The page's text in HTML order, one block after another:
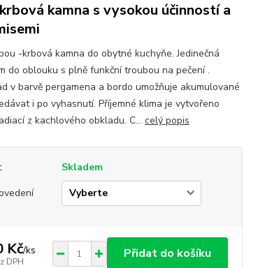
kamna s vysokou účinností a
-krbová kamna do obytné kuchyňe. Jedinečná
do oblouku s plně funkční troubou na pečení .
v barvě pergamena a bordo umožňuje akumulované
i po vyhasnutí. Příjemné klima je vytvořeno
z kachlového obkladu. C... celý popis
Skladem
Kč/ks
DPH
Přidat do košíku